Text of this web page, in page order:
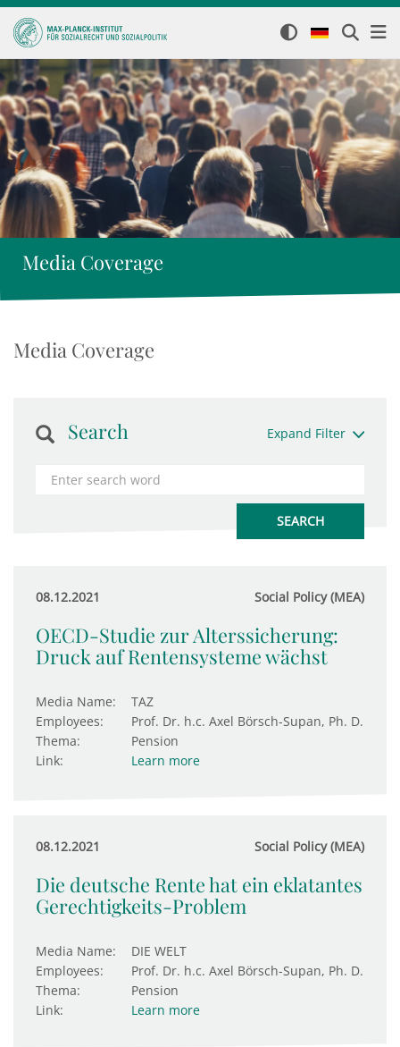
Media Coverage
Media Coverage
Search Expand Filter
08.12.2021 Social Policy (MEA)
OECD-Studie zur Alterssicherung:
Druck auf Rentensysteme wächst
Media Name:
TAZ
Employees:
Prof. Dr. h.c. Axel Börsch-Supan, Ph. D.
Thema:
Pension
Link:
Learn more
08.12.2021 Social Policy (MEA)
Die deutsche Rente hat ein eklatantes
Gerechtigkeits-Problem
Media Name:
DIE WELT
Employees:
Prof. Dr. h.c. Axel Börsch-Supan, Ph. D.
Thema:
Pension
Link:
Learn more